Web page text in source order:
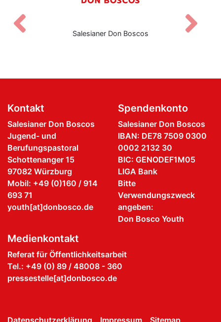
Salesianer Don Boscos
Zurück
Kontakt
Salesianer Don Boscos
Jugend- und
Berufungspastoral
Schottenanger 15
97082 Würzburg
Mobil: +49 (0)160 / 914
693 71
youth[at]donbosco.de
Spendenkonto
Salesianer Don Boscos
IBAN: DE78 7509 0300
0002 2132 30
BIC: GENODEF1M05
LIGA Bank
Bitte
Verwendungszweck
angeben:
Don Bosco Youth
Medienkontakt
Referat für Öffentlichkeitsarbeit
Tel.: +49 (0) 89 / 48008 - 360
pressestelle[at]donbosco.de